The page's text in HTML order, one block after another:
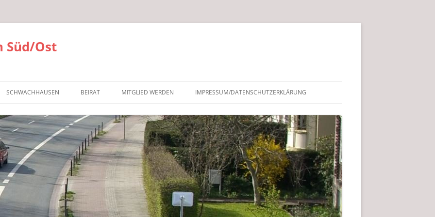
Süd/Ost
SCHWACHHAUSEN BEIRAT MITGLIED WERDEN IMPRESSUM/DATENSCHUTZERKLÄRUNG